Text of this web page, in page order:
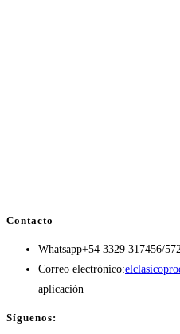
Contacto
Whatsapp+54 3329 317456/
Correo electrónico:
aplicación
Síguenos: